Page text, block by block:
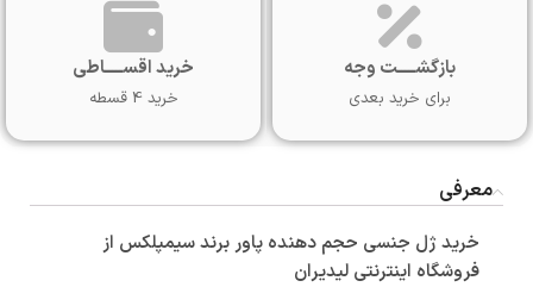
بازگشـــــت وجه
برای خرید بعدی
خرید اقســـــاطی
خرید 4 قسطه
معرفی
خرید ژل جنسی حجم دهنده پاور برند سیمپلکس از
فروشگاه اینترنتی لیدیران